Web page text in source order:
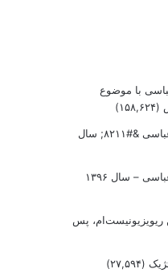
با موضوع
(۱۵۸,۶۲۴)
لیست دانلود سخنرانی های استاد حسن عباسی &#۸۲۱۱; سال
– سال ۱۳۹۶
۹۴ با موضوع من ریویزیونیست‌ام، پس
(۲۷,۵۹۴)